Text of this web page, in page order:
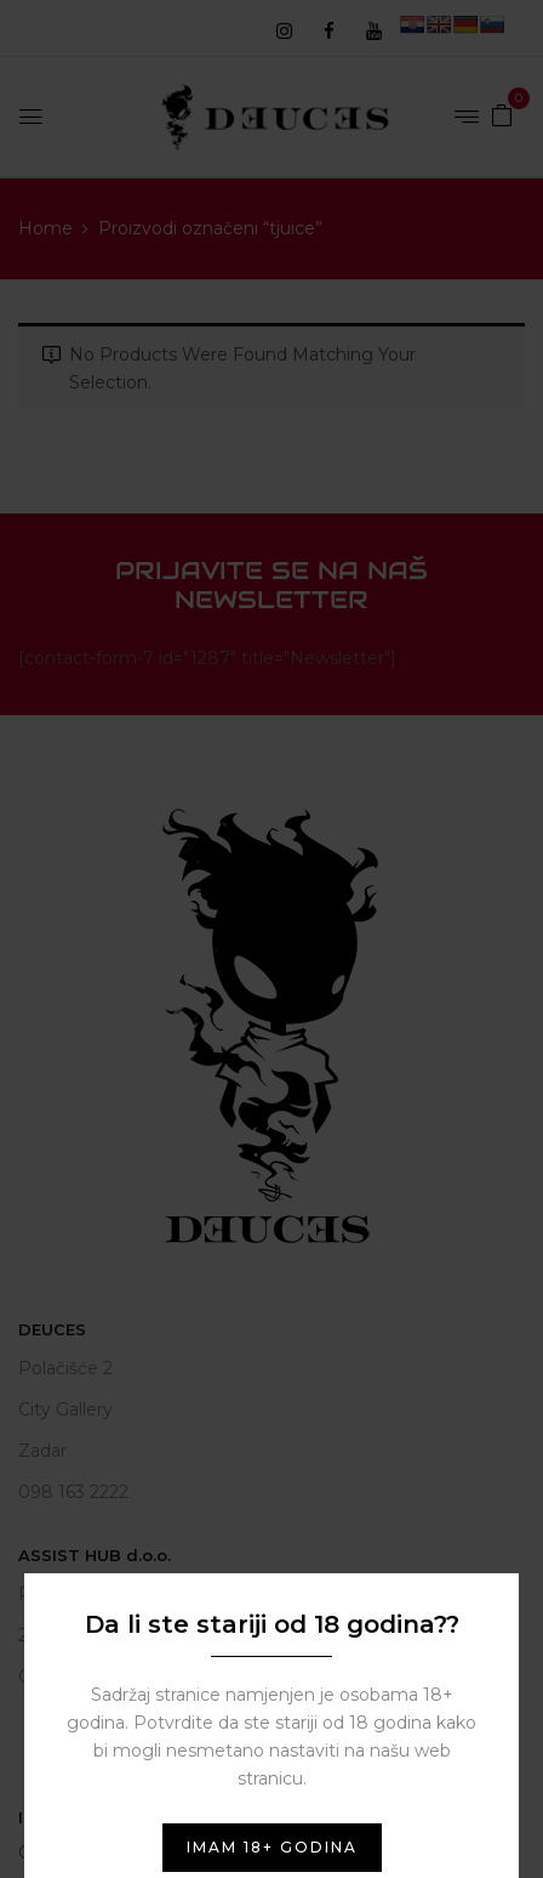
0
Home Proizvodi označeni “tjuice”
No Products Were Found Matching Your
Selection.
PRIJAVITE SE NA NAŠ
NEWSLETTER
[contact-form-7 id="1287" title="Newsletter"]
DEUCES
Polačišće 2
City Gallery
Zadar
098 163 2222
ASSIST HUB d.o.o.
Put vrljuge 13
23206 Sukošan
OIB: 80250945864
Informacije
O nama
Da li ste stariji od 18 godina??
Sadržaj stranice namjenjen je osobama 18+
godina. Potvrdite da ste stariji od 18 godina kako
bi mogli nesmetano nastaviti na našu web
stranicu.
IMAM 18+ GODINA